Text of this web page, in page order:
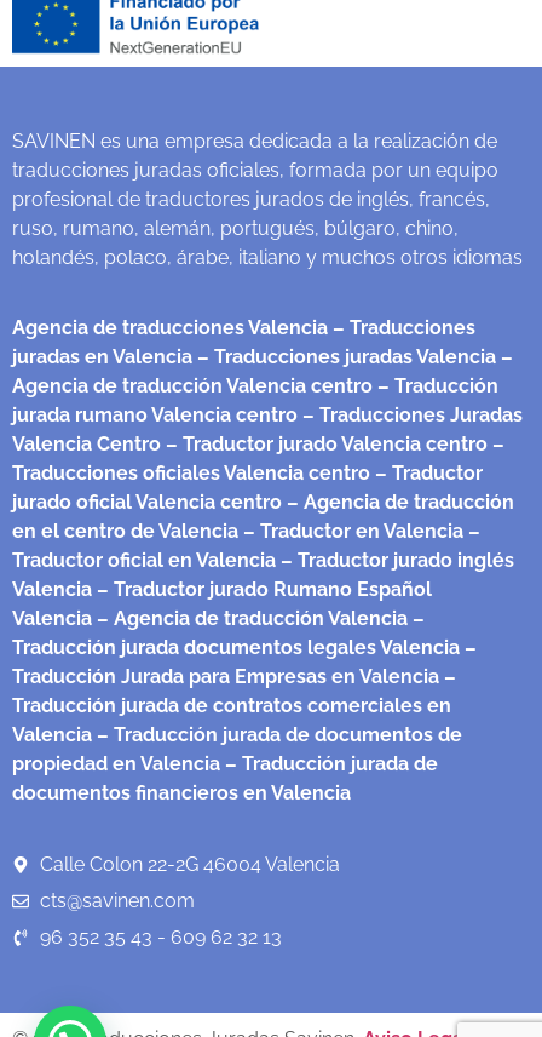
SAVINEN es una empresa dedicada a la realización de
traducciones juradas oficiales, formada por un equipo
profesional de traductores jurados de inglés, francés,
ruso, rumano, alemán, portugués, búlgaro, chino,
holandés, polaco, árabe, italiano y muchos otros idiomas
Agencia de traducciones Valencia – Traducciones
juradas en Valencia – Traducciones juradas Valencia –
Agencia de traducción Valencia centro – Traducción
jurada rumano Valencia centro – Traducciones Juradas
Valencia Centro – Traductor jurado Valencia centro –
Traducciones oficiales Valencia centro – Traductor
jurado oficial Valencia centro – Agencia de traducción
en el centro de Valencia – Traductor en Valencia –
Traductor oficial en Valencia – Traductor jurado inglés
Valencia – Traductor jurado Rumano Español
Valencia – Agencia de traducción Valencia –
Traducción jurada documentos legales Valencia –
Traducción Jurada para Empresas en Valencia –
Traducción jurada de contratos comerciales en
Valencia – Traducción jurada de documentos de
propiedad en Valencia – Traducción jurada de
documentos financieros en Valencia
Calle Colon 22-2G 46004 Valencia
cts@savinen.com
96 352 35 43 - 609 62 32 13